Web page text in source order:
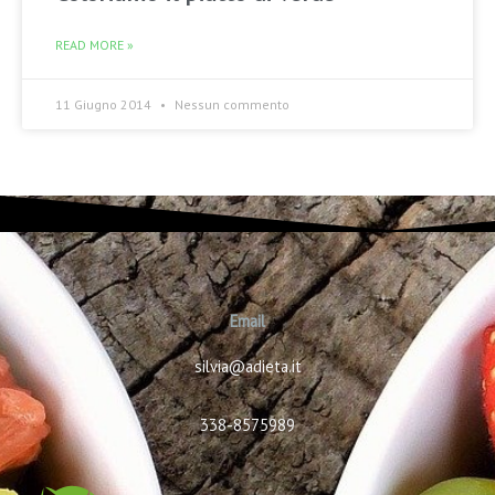
READ MORE »
11 Giugno 2014 Nessun commento
Email
silvia@adieta.it
338-8575989